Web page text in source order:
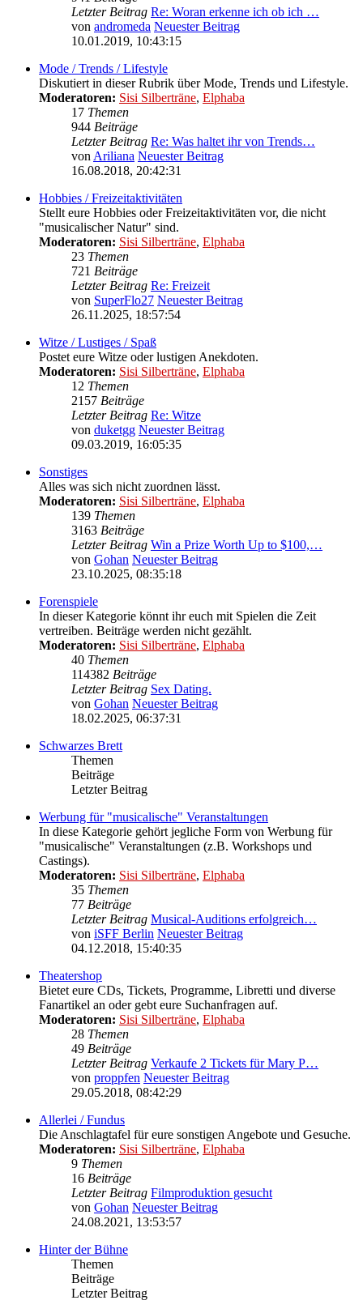
Letzter Beitrag Re: Woran erkenne ich ob ich …
von andromeda Neuester Beitrag
10.01.2019, 10:43:15
Mode / Trends / Lifestyle
Diskutiert in dieser Rubrik über Mode, Trends und Lifestyle.
Moderatoren: Sisi Silberträne, Elphaba
17 Themen
944 Beiträge
Letzter Beitrag Re: Was haltet ihr von Trends…
vonAriliana Neuester Beitrag
16.08.2018, 20:42:31
Hobbies / Freizeitaktivitäten
Stellt eure Hobbies oder Freizeitaktivitäten vor, die nicht
"musicalischer Natur" sind.
Moderatoren: Sisi Silberträne, Elphaba
23 Themen
721 Beiträge
Letzter Beitrag Re: Freizeit
von SuperFlo27 Neuester Beitrag
26.11.2025, 18:57:54
Witze / Lustiges / Spaß
Postet eure Witze oder lustigen Anekdoten.
Moderatoren: Sisi Silberträne, Elphaba
12 Themen
2157 Beiträge
Letzter Beitrag Re: Witze
von duketgg Neuester Beitrag
09.03.2019, 16:05:35
Sonstiges
Alles was sich nicht zuordnen lässt.
Moderatoren: Sisi Silberträne, Elphaba
139 Themen
3163 Beiträge
Letzter Beitrag Win a Prize Worth Up to $100,…
von Gohan Neuester Beitrag
23.10.2025, 08:35:18
Forenspiele
In dieser Kategorie könnt ihr euch mit Spielen die Zeit
vertreiben. Beiträge werden nicht gezählt.
Moderatoren: Sisi Silberträne, Elphaba
40 Themen
114382 Beiträge
Letzter Beitrag Sex Dating.
von Gohan Neuester Beitrag
18.02.2025, 06:37:31
Schwarzes Brett
Themen
Beiträge
Letzter Beitrag
Werbung für "musicalische" Veranstaltungen
In diese Kategorie gehört jegliche Form von Werbung für
"musicalische" Veranstaltungen (z.B. Workshops und
Castings).
Moderatoren: Sisi Silberträne, Elphaba
35 Themen
77 Beiträge
Letzter Beitrag Musical-Auditions erfolgreich…
von iSFF Berlin Neuester Beitrag
04.12.2018, 15:40:35
Theatershop
Bietet eure CDs, Tickets, Programme, Libretti und diverse
Fanartikel an oder gebt eure Suchanfragen auf.
Moderatoren: Sisi Silberträne, Elphaba
28 Themen
49 Beiträge
Letzter Beitrag Verkaufe 2 Tickets für Mary P…
von proppfen Neuester Beitrag
29.05.2018, 08:42:29
Allerlei / Fundus
Die Anschlagtafel für eure sonstigen Angebote und Gesuche.
Moderatoren: Sisi Silberträne, Elphaba
9 Themen
16 Beiträge
Letzter Beitrag Filmproduktion gesucht
von Gohan Neuester Beitrag
24.08.2021, 13:53:57
Hinter der Bühne
Themen
Beiträge
Letzter Beitrag